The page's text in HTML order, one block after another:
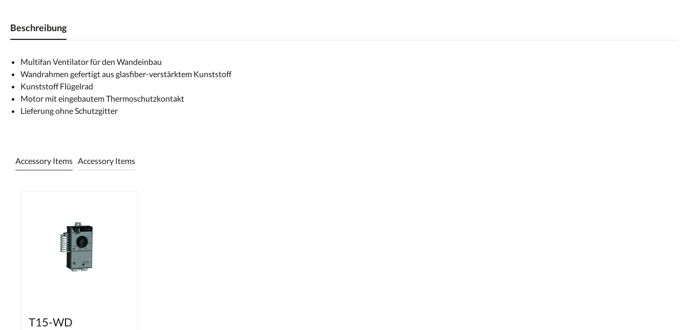
Beschreibung
Multifan Ventilator für den Wandeinbau
Wandrahmen gefertigt aus glasfiber-verstärktem Kunststoff
Kunststoff Flügelrad
Motor mit eingebautem Thermoschutzkontakt
Lieferung ohne Schutzgitter
Accessory Items Accessory Items
T15-WD